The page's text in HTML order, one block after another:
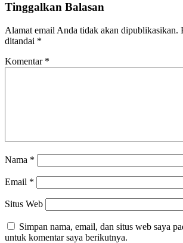
Tinggalkan Balasan
Alamat email Anda tidak akan dipublikasikan.
ditandai *
Komentar *
Nama *
Email *
Situs Web
Simpan nama, email, dan situs web saya
untuk komentar saya berikutnya.